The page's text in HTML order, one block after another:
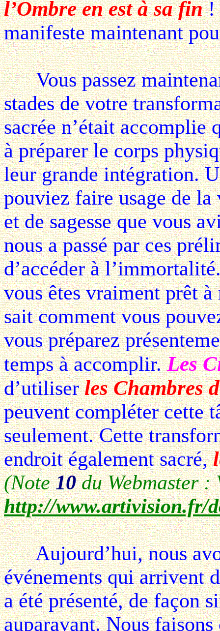
l’Ombre en est à sa fin!
manifeste maintenant
Vous passez
stades de votre
sacrée n’était accomplie
à préparer le corps
leur grande intégration.
pouviez faire usage de la
et de sagesse que vous
nous a passé par ces
d’accéder à
vous êtes vraiment prêt
sait comment vous
vous préparez
temps à accomplir.Les
d’utiliserles Chambres
peuvent compléter cette
seulement. Cette
endroit également sacré,
(Note10du Webmaster :
http://www.artivision.fr/
Aujourd’hui, nous
événements qui arrivent
a été présenté, de façon
auparavant. Nous